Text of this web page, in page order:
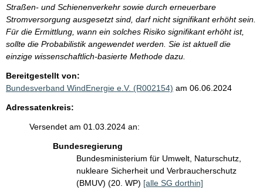
Straßen- und Schienenverkehr sowie durch erneuerbare
Stromversorgung ausgesetzt sind, darf nicht signifikant erhöht sein.
Für die Ermittlung, wann ein solches Risiko signifikant erhöht ist,
sollte die Probabilistik angewendet werden. Sie ist aktuell die
einzige wissenschaftlich-basierte Methode dazu.
Bereitgestellt von:
Bundesverband WindEnergie e.V. (R002154) am 06.06.2024
Adressatenkreis:
Versendet am 01.03.2024 an:
Bundesregierung
Bundesministerium für Umwelt, Naturschutz,
nukleare Sicherheit und Verbraucherschutz
(BMUV) (20. WP) [alle SG dorthin]